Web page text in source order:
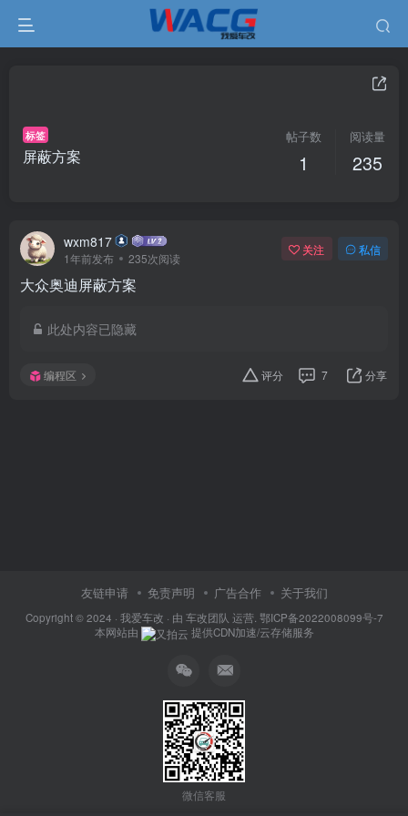
标签
屏蔽方案
帖子数
1
阅读量
235
wxm817
1年前发布 235次阅读
关注 私信
大众奥迪屏蔽方案
此处内容已隐藏
编程区 评分 7 分享
友链申请 免责声明 广告合作 关于我们
Copyright © 2024 · 我爱车改 · 由 车改团队 运营. 鄂ICP备2022008099号-7
本网站由
提供CDN加速/云存储服务
微信客服